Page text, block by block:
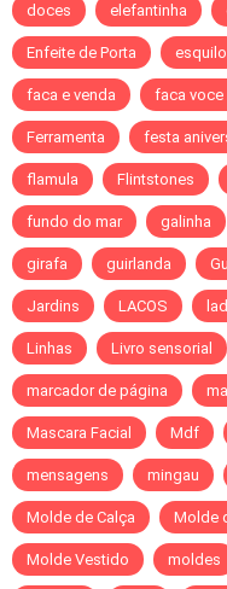
doces elefantinha
Enfeite de Porta esquilo
faca e venda faca voce
Ferramenta festa
flamula Flintstones
fundo do mar galinha
girafa guirlanda
Jardins LACOS
Linhas Livro sensorial
marcador de página
Mascara Facial Mdf
mensagens mingau
Molde de Calça Molde
Molde Vestido moldes